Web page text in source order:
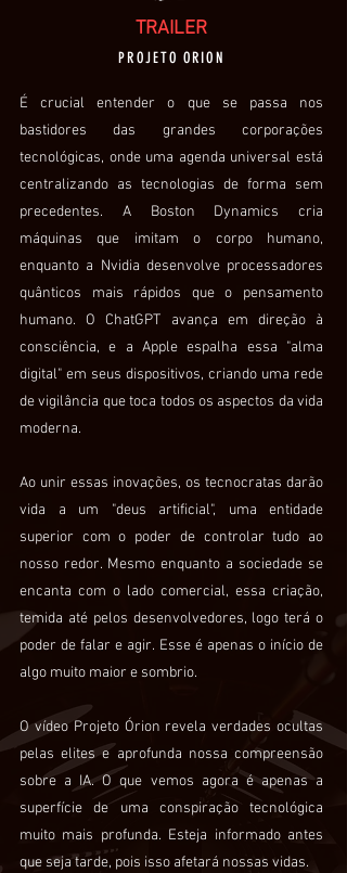
TRAILER
PROJETO ORION
É crucial entender o que se passa nos
bastidores das grandes corporações
tecnológicas, onde uma agenda universal está
centralizando as tecnologias de forma sem
precedentes. A Boston Dynamics cria
máquinas que imitam o corpo humano,
enquanto a Nvidia desenvolve processadores
quânticos mais rápidos que o pensamento
humano. O ChatGPT avança em direção à
consciência, e a Apple espalha essa "alma
digital" em seus dispositivos, criando uma rede
de vigilância que toca todos os aspectos da vida
moderna.
Ao unir essas inovações, os tecnocratas darão
vida a um "deus artificial", uma entidade
superior com o poder de controlar tudo ao
nosso redor. Mesmo enquanto a sociedade se
encanta com o lado comercial, essa criação,
temida até pelos desenvolvedores, logo terá o
poder de falar e agir. Esse é apenas o início de
algo muito maior e sombrio.
O vídeo Projeto Órion revela verdades ocultas
pelas elites e aprofunda nossa compreensão
sobre a IA. O que vemos agora é apenas a
superfície de uma conspiração tecnológica
muito mais profunda. Esteja informado antes
que seja tarde, pois isso afetará nossas vidas.